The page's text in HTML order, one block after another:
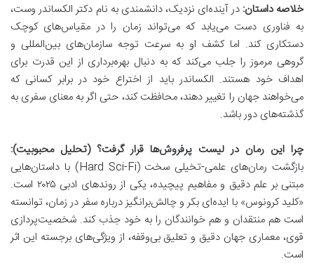
خلاصه داستان: در آینده‌ای نزدیک، دانشمندی به نام دکتر الکساندر وست،
به فناوری دست می‌یابد که می‌تواند زمان را در مقیاس‌های کوچک
دستکاری کند. اما کشف او به سرعت توجه سازمان‌های بین‌المللی و
گروهی مرموز را جلب می‌کند که به دنبال بهره‌برداری از این قدرت برای
اهداف خود هستند. الکساندر باید از اختراع خود در برابر کسانی که
می‌خواهند جهان را تغییر دهند، محافظت کند، حتی اگر به معنای سفری به
گذشته‌های دور باشد.
چرا این رمان در لیست پرفروش‌ها قرار گرفت؟ (تحلیل محبوبیت):
بازگشت رمان‌های علمی-تخیلی سخت (Hard Sci-Fi) با داستان‌هایی
مبتنی بر علم دقیق و مفاهیم پیچیده، یکی از روندهای ادبی ۲۰۲۵ است.
«کلید کرونوس» با ایده‌ای بکر و چالش‌برانگیز درباره سفر در زمان، توانسته
است هم منتقدان و هم خوانندگان را به خود جذب کند. شخصیت‌پردازی
قوی، معماری جهان دقیق و تعلیق بی‌وقفه، از ویژگی‌های برجسته این اثر
است.